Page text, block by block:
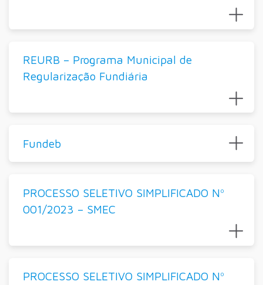
REURB – Programa Municipal de
Regularização Fundiária
Fundeb
PROCESSO SELETIVO SIMPLIFICADO Nº
001/2023 – SMEC
PROCESSO SELETIVO SIMPLIFICADO Nº